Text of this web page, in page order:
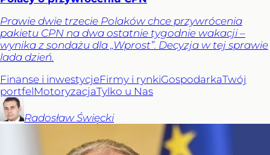
Prawie dwie trzecie Polaków chce przywrócenia
pakietu CPN na dwa ostatnie tygodnie wakacji –
wynika z sondażu dla „Wprost”. Decyzja w tej sprawie
lada dzień.
Finanse i inwestycjeFirmy i rynkiGospodarkaTwój
portfelMotoryzacjaTylko u Nas
Radosław Święcki